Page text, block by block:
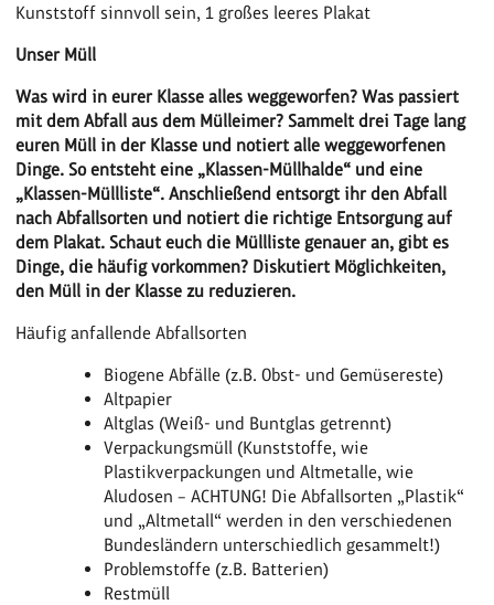
Kunststoff sinnvoll sein, 1 großes leeres Plakat
Unser Müll
Was wird in eurer Klasse alles weggeworfen? Was passiert
mit dem Abfall aus dem Mülleimer? Sammelt drei Tage lang
euren Müll in der Klasse und notiert alle weggeworfenen
Dinge. So entsteht eine „Klassen-Müllhalde“ und eine
„Klassen-Müllliste“. Anschließend entsorgt ihr den Abfall
nach Abfallsorten und notiert die richtige Entsorgung auf
dem Plakat. Schaut euch die Müllliste genauer an, gibt es
Dinge, die häufig vorkommen? Diskutiert Möglichkeiten,
den Müll in der Klasse zu reduzieren.
Häufig anfallende Abfallsorten
Biogene Abfälle (z.B. Obst- und Gemüsereste)
Altpapier
Altglas (Weiß- und Buntglas getrennt)
Verpackungsmüll (Kunststoffe, wie
Plastikverpackungen und Altmetalle, wie
Aludosen – ACHTUNG! Die Abfallsorten „Plastik“
und „Altmetall“ werden in den verschiedenen
Bundesländern unterschiedlich gesammelt!)
Problemstoffe (z.B. Batterien)
Restmüll